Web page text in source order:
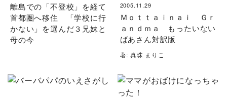
離島での「不登校」を経て
首都圏へ移住 「学校に行
かない」を選んだ３兄妹と
母の今
2005.11.29
Ｍｏｔｔａｉｎａｉ Ｇｒ
ａｎｄｍａ もったいない
ばあさん対訳版
著: 真珠 まりこ